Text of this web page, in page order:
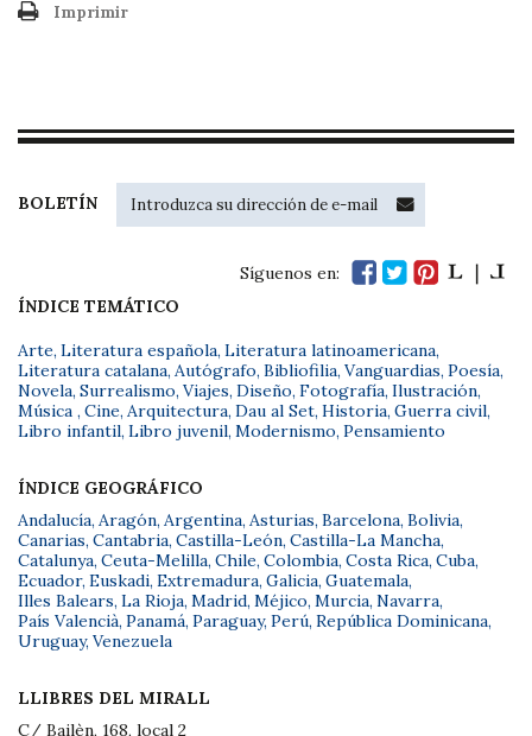
Imprimir
BOLETÍN
Síguenos en:
ÍNDICE TEMÁTICO
Arte, Literatura española, Literatura latinoamericana,
Literatura catalana, Autógrafo, Bibliofilia, Vanguardias, Poesía,
Novela, Surrealismo, Viajes, Diseño, Fotografía, Ilustración,
Música , Cine, Arquitectura, Dau al Set, Historia, Guerra civil,
Libro infantil, Libro juvenil, Modernismo, Pensamiento
ÍNDICE GEOGRÁFICO
Andalucía, Aragón, Argentina, Asturias, Barcelona, Bolivia,
Canarias, Cantabria, Castilla-León, Castilla-La Mancha,
Catalunya, Ceuta-Melilla, Chile, Colombia, Costa Rica, Cuba,
Ecuador, Euskadi, Extremadura, Galicia, Guatemala,
Illes Balears, La Rioja, Madrid, Méjico, Murcia, Navarra,
País Valencià, Panamá, Paraguay, Perú, República Dominicana,
Uruguay, Venezuela
LLIBRES DEL MIRALL
C/ Bailèn, 168, local 2